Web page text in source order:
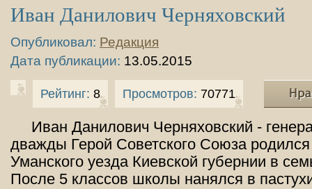
Иван Данилович Черняховский
Опубликовал: Редакция
Дата публикации: 13.05.2015
Рейтинг: 8 Просмотров: 70771
Иван Данилович Черняховский -
дважды Герой Советского Союза
Уманского уезда Киевской губернии в
После 5 классов школы нанялся в